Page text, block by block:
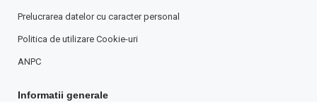
Prelucrarea datelor cu caracter personal
Politica de utilizare Cookie-uri
ANPC
Informatii generale